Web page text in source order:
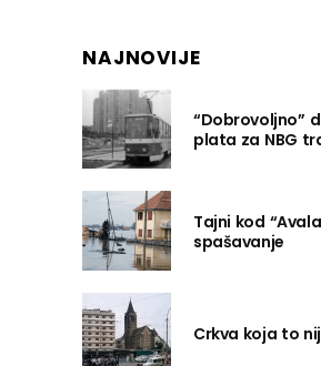
NAJNOVIJE
“Dobrovoljno”
plata za NBG
Tajni kod
spašavanje
Crkva koja to